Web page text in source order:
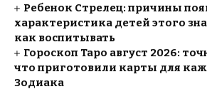
Ребенок Стрелец: причины
характеристика детей этого
как воспитывать
Гороскоп Таро август 2026:
что приготовили карты для
Зодиака